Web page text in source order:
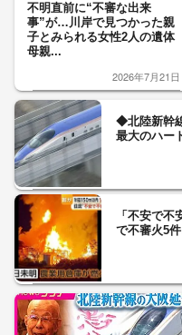
不明直前に“不審な出来
事”が…川岸で見つかった親
子とみられる女性2人の遺体
母親...
2026年7月21日
◆北陸新幹
最大のハー
「不安で
で不審火5